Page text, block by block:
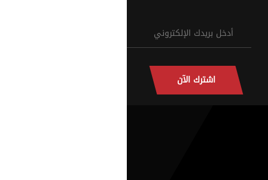
اشترك الآن